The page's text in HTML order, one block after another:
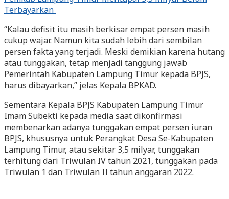
“Kalau defisit itu masih berkisar empat persen masih
cukup wajar. Namun kita sudah lebih dari sembilan
persen fakta yang terjadi. Meski demikian karena hutang
atau tunggakan, tetap menjadi tanggung jawab
Pemerintah Kabupaten Lampung Timur kepada BPJS,
harus dibayarkan,” jelas Kepala BPKAD.
Sementara Kepala BPJS Kabupaten Lampung Timur
Imam Subekti kepada media saat dikonfirmasi
membenarkan adanya tunggakan empat persen iuran
BPJS, khususnya untuk Perangkat Desa Se-Kabupaten
Lampung Timur, atau sekitar 3,5 milyar, tunggakan
terhitung dari Triwulan IV tahun 2021, tunggakan pada
Triwulan 1 dan Triwulan II tahun anggaran 2022.